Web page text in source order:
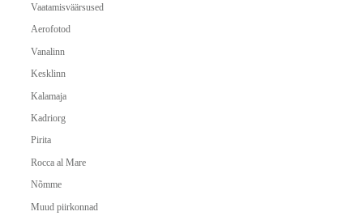
Vaatamisväärsused
Aerofotod
Vanalinn
Kesklinn
Kalamaja
Kadriorg
Pirita
Rocca al Mare
Nõmme
Muud piirkonnad